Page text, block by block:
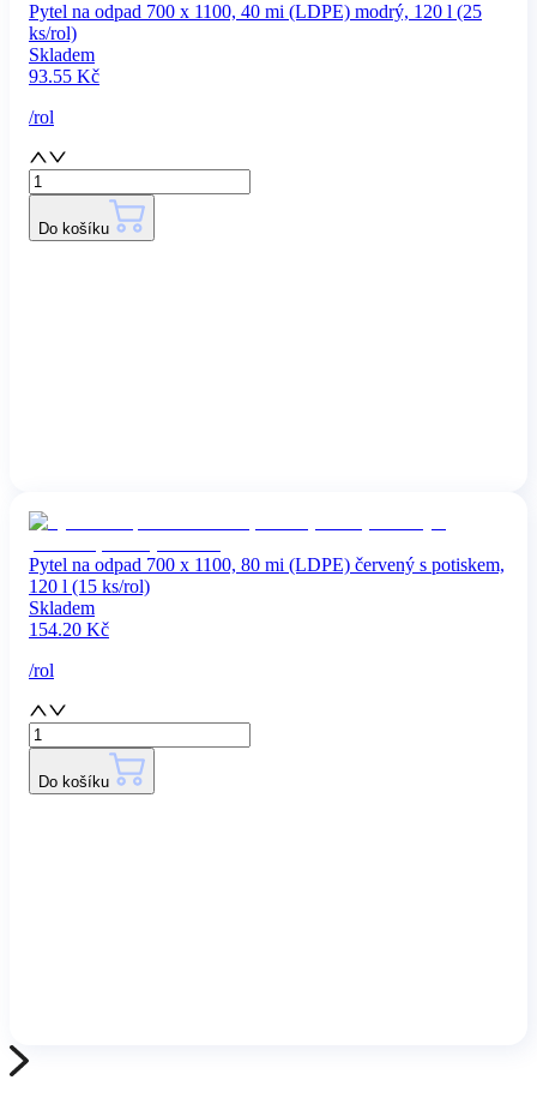
Pytel na odpad 700 x 1100, 40 mi (LDPE) modrý, 120 l (25
ks/rol)
Skladem
93.55 Kč
/rol
Do košíku
Pytel na odpad 700 x 1100, 80 mi (LDPE) červený s potiskem,
120 l (15 ks/rol)
Skladem
154.20 Kč
/rol
Do košíku